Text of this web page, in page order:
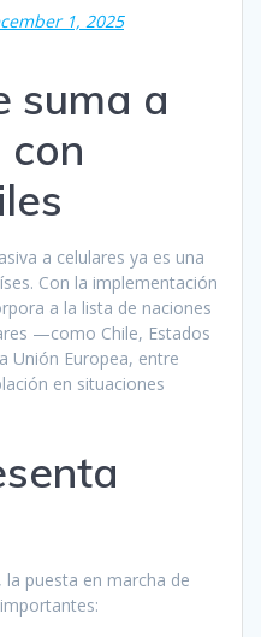
1, 2025
suma a
a celulares ya es una
Con la implementación
a la lista de naciones
—como Chile, Estados
Unión Europea, entre
en situaciones
puesta en marcha de